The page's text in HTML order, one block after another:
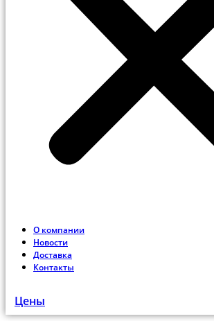
О компании
Новости
Доставка
Контакты
Цены